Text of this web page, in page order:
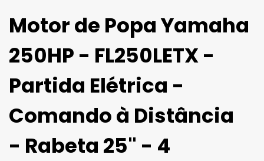
Motor de Popa Yamaha
250HP - FL250LETX -
Partida Elétrica -
Comando à Distância
- Rabeta 25" - 4